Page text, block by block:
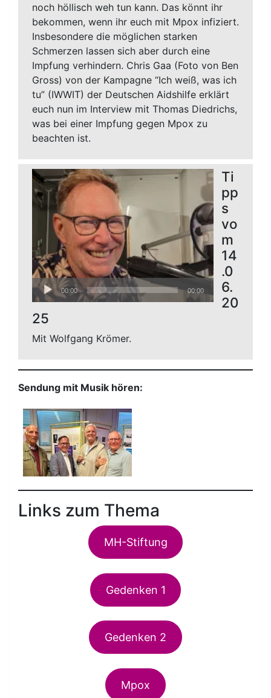
noch höllisch weh tun kann. Das könnt ihr
bekommen, wenn ihr euch mit Mpox infiziert.
Insbesondere die möglichen starken
Schmerzen lassen sich aber durch eine
Impfung verhindern. Chris Gaa (Foto von Ben
Gross) von der Kampagne “Ich weiß, was ich
tu” (IWWIT) der Deutschen Aidshilfe erklärt
euch nun im Interview mit Thomas Diedrichs,
was bei einer Impfung gegen Mpox zu
beachten ist.
Audio-
Player
00:00 00:00
Ti
pp
s
vo
m
14
.0
6.
20
25
Mit Wolfgang Krömer.
Sendung mit Musik hören:
Links zum Thema
MH-Stiftung
Gedenken 1
Gedenken 2
Mpox